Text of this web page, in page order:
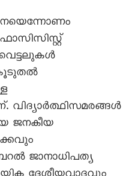
കൂടുതല്‍
ജനകീയ
ജാനാധിപത്യ